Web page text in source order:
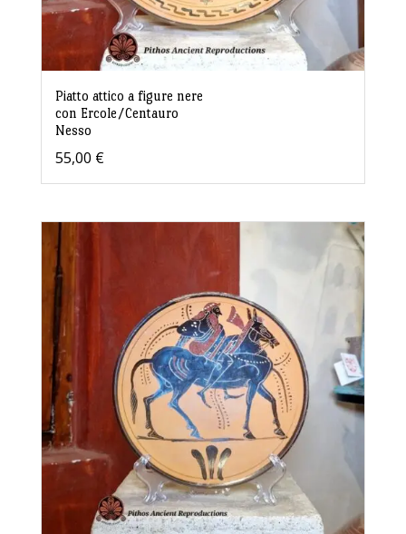
Piatto attico a figure nere
con Ercole/Centauro
Nesso
55,00 €